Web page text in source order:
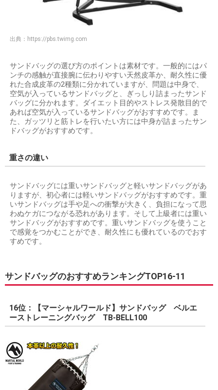
出典： https://pbs.twimg.com
サンドバッグの選び方のポイントは素材です。一般的にはパ
ンチの感触が直接腕に伝わりやすい天然皮革か、耐久性に優
れた合成皮革の2種類に分かれていますが、問題は中身で、
空気が入っているサンドバッグと、ぎっしり詰まったサンド
バッグに分かれます。ダイエット目的やストレス発散目的で
あれば空気が入っているサンドバッグがおすすめです。ま
た、ガッツリと筋トレを行いたい方には中身が詰まったサン
ドバッグがおすすめです。
重さの違い
サンドバッグには重いサンドバッグと軽いサンドバッグがあ
りますが、初心者には軽いサンドバッグがおすすめです。重
いサンドバッグは手や足への衝撃が大きく、負担になって思
わぬケガにつながる恐れがあります。そして上級者には重い
サンドバッグがおすすめです。重いサンドバッグを使うこと
で感覚をつかむことができ、耐久性にも優れているのでおす
すめです。
サンドバッグのおすすめランキングTOP16-11
16位：【マーシャルワールド】サンドバッグ ベルエ
ーストレーニングバッグ TB-BELL100